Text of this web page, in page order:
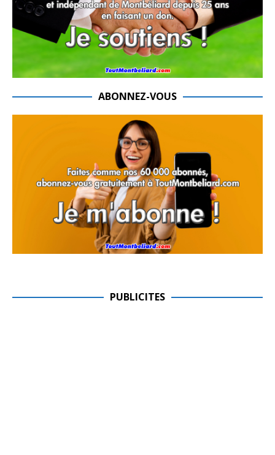
ABONNEZ-VOUS
PUBLICITES